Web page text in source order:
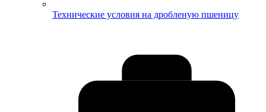
Технические условия на дробленую пшеницу